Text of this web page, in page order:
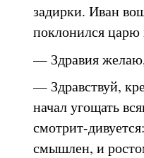
задирки. Иван
поклонился
— Здравия
— Здравствуй,
начал угощать
смотрит-
смышлен, и